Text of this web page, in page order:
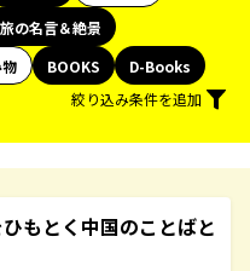
の名言＆絶景
BOOKS
D-Books
絞り込み条件を追加
もとく中国のことばと